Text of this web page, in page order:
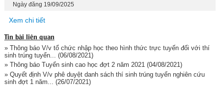
Ngày đăng 19/09/2025
Xem chi tiết
Tin bài liên quan
» Thông báo V/v tổ chức nhập học theo hình thức trực tuyến đối với thí
sinh trúng tuyển...
(06/08/2021)
» Thông báo Tuyển sinh cao học đợt 2 năm 2021(04/08/2021)
» Quyết định V/v phê duyệt danh sách thí sinh trúng tuyển nghiên cứu
sinh đợt 1 năm...
(26/07/2021)